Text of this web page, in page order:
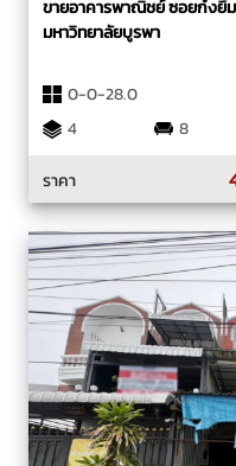
ขายอาคารพาณิชย์ ซอยก๋ง
มหาวิทยาลัยบูรพา
0-0-28.0
4
8
ราคา